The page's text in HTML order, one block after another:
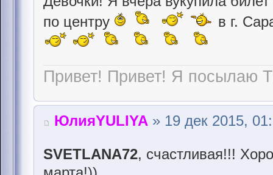
по центру
в г.
Привет! Привет! Я посылаю
ЮлияYULIYA » 19 дек 2015,
SVETLANA72, счастливая!!!